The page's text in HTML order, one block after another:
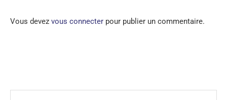
Vous devez vous connecter pour publier un commentaire.